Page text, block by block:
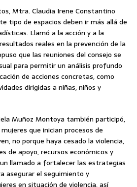
Mtra. Claudia Irene Constantino
tipo de espacios deben ir más allá de
Llamó a la acción y a la
reales en la prevención de la
que las reuniones del consejo se
para permitir un análisis profundo
de acciones concretas, como
dirigidas a niñas, niños y
Muñoz Montoya también participó,
que inician procesos de
no porque haya cesado la violencia,
de apoyo, recursos económicos y
llamado a fortalecer las estrategias
asegurar el seguimiento y
en situación de violencia, así